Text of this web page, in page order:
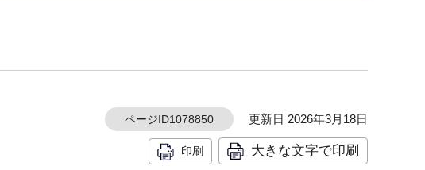
ページID1078850 更新日 2026年3月18日
印刷 大きな文字で印刷